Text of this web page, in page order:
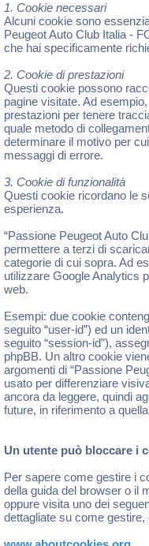
1. Cookie necessari
Alcuni cookie sono
Peugeot Auto Club Italia -
che hai specificamente
2. Cookie di prestazioni
Questi cookie possono
pagine visitate. Ad
prestazioni per tenere
quale metodo di
determinare il motivo per
messaggi di errore.
3. Cookie di funzionalità
Questi cookie ricordano le
esperienza.
“Passione Peugeot Auto
permettere a terzi di
categorie di cui sopra. Ad
utilizzare Google Analytics
web.
Esempi: due cookie
seguito “user-id”) ed un
seguito “session-id”),
phpBB. Un altro cookie
argomenti di “Passione
usato per differenziare
ancora da leggere, quindi
future, in riferimento a
Un utente può bloccare i
Per sapere come gestire i
della guida del browser o il
oppure visita uno dei
dettagliate su come